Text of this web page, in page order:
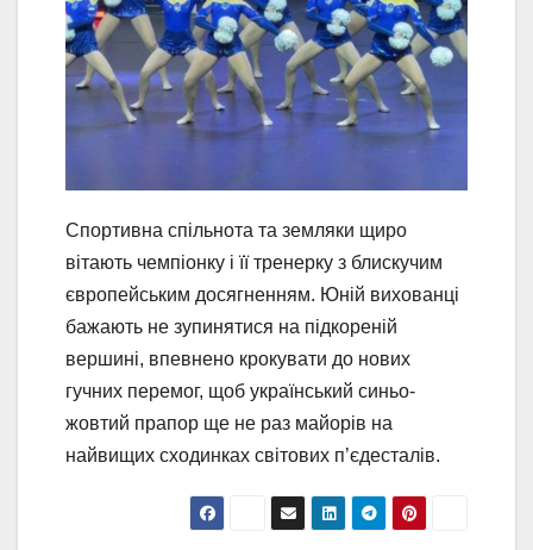
Спортивна спільнота та земляки щиро
вітають чемпіонку і її тренерку з блискучим
європейським досягненням. Юній вихованці
бажають не зупинятися на підкореній
вершині, впевнено крокувати до нових
гучних перемог, щоб український синьо-
жовтий прапор ще не раз майорів на
найвищих сходинках світових п’єдесталів.